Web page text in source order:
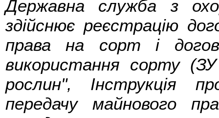
Державна служба з
здійснює реєстрацію
права на сорт і
використання сорту
рослин", Інструкція
передачу майнового